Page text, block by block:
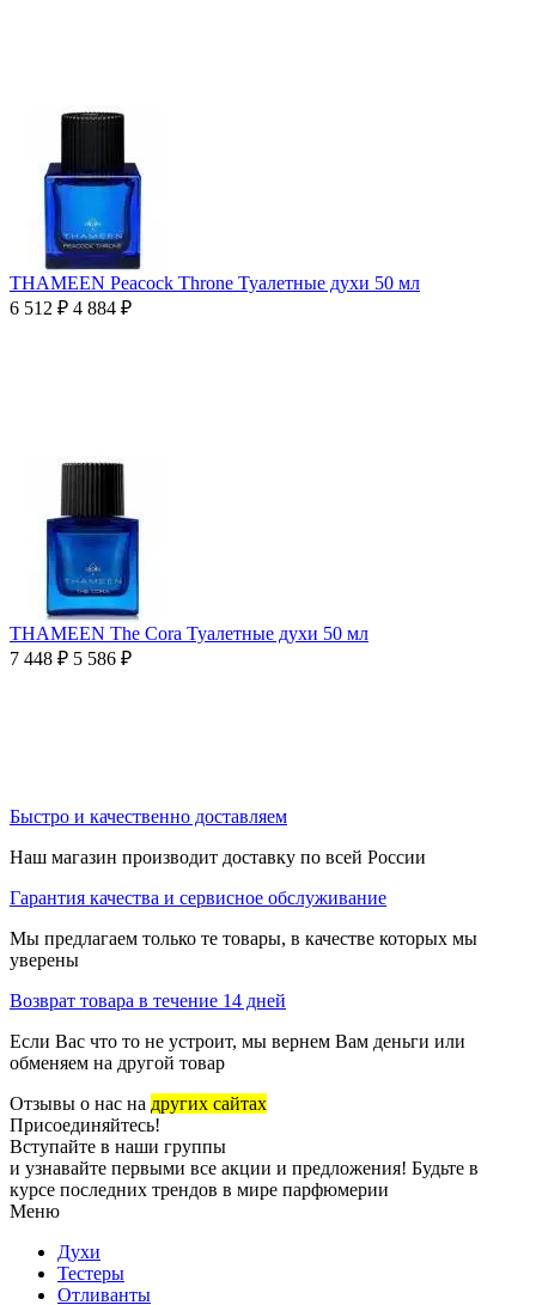
THAMEEN Peacock Throne Туалетные духи 50 мл
6 512 ₽ 4 884 ₽
THAMEEN The Cora Туалетные духи 50 мл
7 448 ₽ 5 586 ₽
Быстро и качественно доставляем
Наш магазин производит доставку по всей России
Гарантия качества и сервисное обслуживание
Мы предлагаем только те товары, в качестве которых мы
уверены
Возврат товара в течение 14 дней
Если Вас что то не устроит, мы вернем Вам деньги или
обменяем на другой товар
Отзывы о нас на других сайтах
Присоединяйтесь!
Вступайте в наши группы
и узнавайте первыми все акции и предложения! Будьте в
курсе последних трендов в мире парфюмерии
Меню
Духи
Тестеры
Отливанты